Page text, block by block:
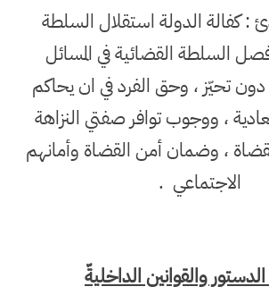
: كفالة الدولة استقلال السلطة
السلطة القضائية في المسائل
دون تحيّز ، وحق الفرد في ان يحاكم
، ووجوب توافر صفتي النزاهة
، وضمان أمن القضاة وأمانهم
الاجتماعي .